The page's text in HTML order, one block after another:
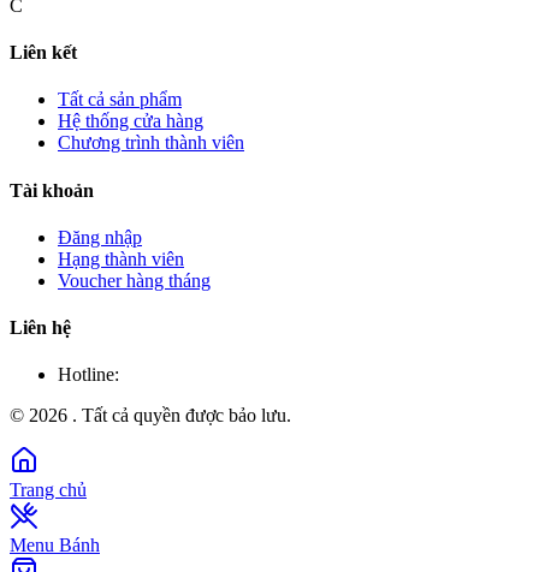
C
Liên kết
Tất cả sản phẩm
Hệ thống cửa hàng
Chương trình thành viên
Tài khoản
Đăng nhập
Hạng thành viên
Voucher hàng tháng
Liên hệ
Hotline:
© 2026 . Tất cả quyền được bảo lưu.
Trang chủ
Menu Bánh